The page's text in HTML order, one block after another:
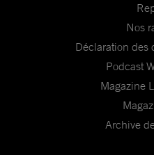
Nos
Déclaration des
Podcast
Magazine
Archive